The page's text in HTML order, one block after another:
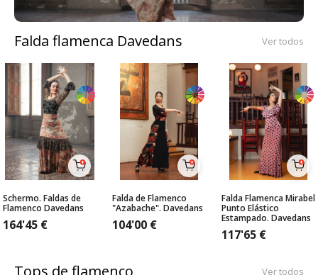
Falda flamenca Davedans Ver todos
Schermo. Faldas de
Flamenco Davedans
164'45 €
Falda de Flamenco
"Azabache". Davedans
104'00 €
Falda Flamenca Mirabel
Punto Elástico
Estampado. Davedans
117'65 €
Tops de flamenco Ver todos